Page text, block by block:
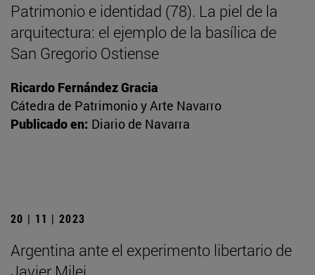
Patrimonio e identidad (78). La piel de la
arquitectura: el ejemplo de la basílica de
San Gregorio Ostiense
Ricardo Fernández Gracia
Cátedra de Patrimonio y Arte Navarro
Publicado en: Diario de Navarra
20 | 11 | 2023
Argentina ante el experimento libertario de